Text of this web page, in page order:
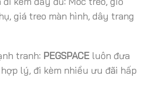
giá treo màn hình, dây trang
tranh: PEGSPACE luôn đưa
lý, đi kèm nhiều ưu đãi hấp